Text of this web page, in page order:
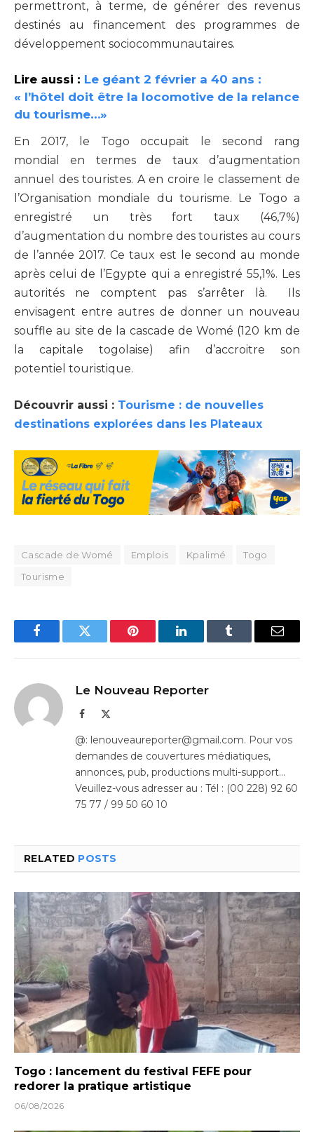
permettront, à terme, de générer des revenus
destinés au financement des programmes de
développement sociocommunautaires.
Lire aussi : Le géant 2 février a 40 ans :
« l’hôtel doit être la locomotive de la relance
du tourisme…»
En 2017, le Togo occupait le second rang
mondial en termes de taux d’augmentation
annuel des touristes. A en croire le classement de
l’Organisation mondiale du tourisme. Le Togo a
enregistré un très fort taux (46,7%)
d’augmentation du nombre des touristes au cours
de l’année 2017. Ce taux est le second au monde
après celui de l’Egypte qui a enregistré 55,1%. Les
autorités ne comptent pas s’arrêter là. Ils
envisagent entre autres de donner un nouveau
souffle au site de la cascade de Womé (120 km de
la capitale togolaise) afin d’accroitre son
potentiel touristique.
Découvrir aussi : Tourisme : de nouvelles
destinations explorées dans les Plateaux
Cascade de Womé Emplois Kpalimé
Togo
Tourisme
FacebookTwitter Pinterest LinkedInTumblr Email
Le Nouveau Reporter
Facebook
@: lenouveaureporter@gmail.com. Pour vos
demandes de couvertures médiatiques,
annonces, pub, productions multi-support…
Veuillez-vous adresser au : Tél : (00 228) 92 60
75 77 / 99 50 60 10
RELATED POSTS
Togo : lancement du festival FEFE pour
redorer la pratique artistique
06/08/2026